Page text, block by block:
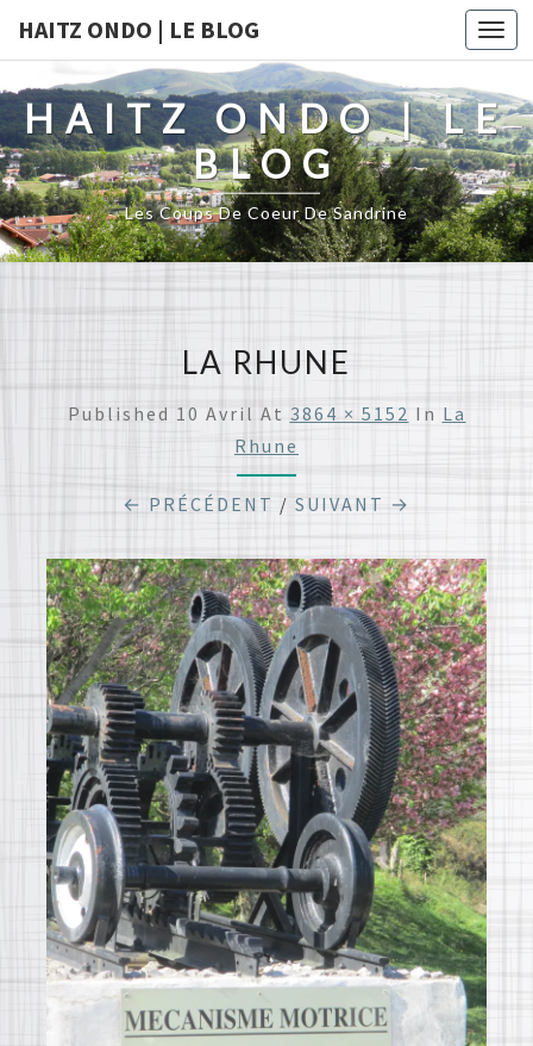
HAITZ ONDO | LE BLOG
HAITZ ONDO | LE
BLOG
Les Coups De Coeur De Sandrine
LA RHUNE
Published 10 Avril At 3864 × 5152 In La
Rhune
← PRÉCÉDENT / SUIVANT →